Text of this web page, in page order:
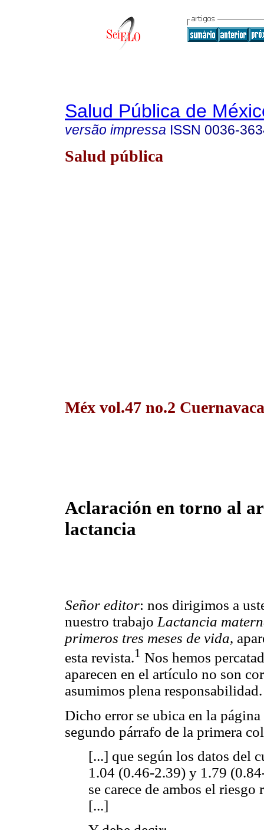
Salud Pública de
versão impressa ISSN 0036-
Salud pública
Méx vol.47 no.2
Aclaración en torno al
lactancia
Señor editor: nos dirigimos a
nuestro trabajo Lactancia
primeros tres meses de vida,
esta revista.1 Nos hemos
aparecen en el artículo no son
asumimos plena responsabilidad.
Dicho error se ubica en la
segundo párrafo de la primera
[...] que según los datos del
1.04 (0.46-2.39) y 1.79
se carece de ambos el
[...]